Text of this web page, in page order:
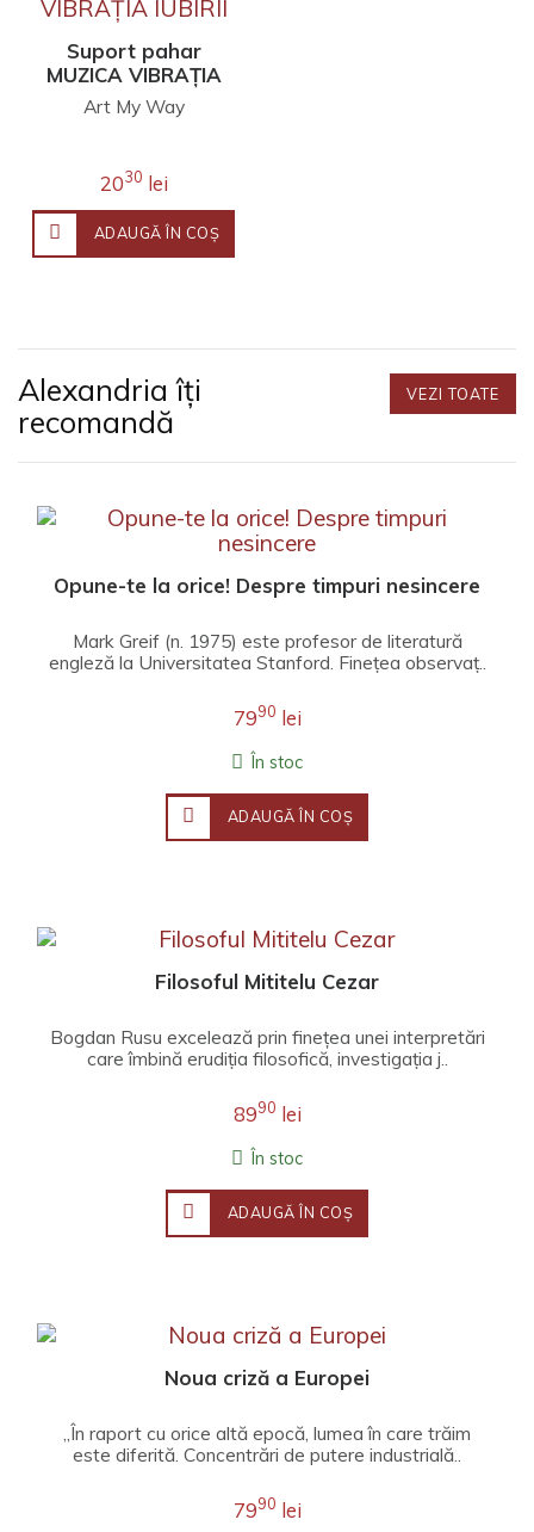
Suport pahar
MUZICA VIBRAȚIA
IUBIRII
Art My Way
2030 lei
ADAUGĂ ÎN COŞ
Alexandria îți
recomandă
VEZI TOATE
Opune-te la orice! Despre timpuri nesincere
Mark Greif (n. 1975) este profesor de literatură
engleză la Universitatea Stanford. Fineţea observaţ..
7990 lei
În stoc
ADAUGĂ ÎN COŞ
Filosoful Mititelu Cezar
Bogdan Rusu excelează prin finețea unei interpretări
care îmbină erudiția filosofică, investigația j..
8990 lei
În stoc
ADAUGĂ ÎN COŞ
Noua criză a Europei
„În raport cu orice altă epocă, lumea în care trăim
este diferită. Concentrări de putere industrială..
7990 lei